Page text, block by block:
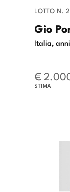
LOTTO N.
Gio
Italia,
€
STIMA